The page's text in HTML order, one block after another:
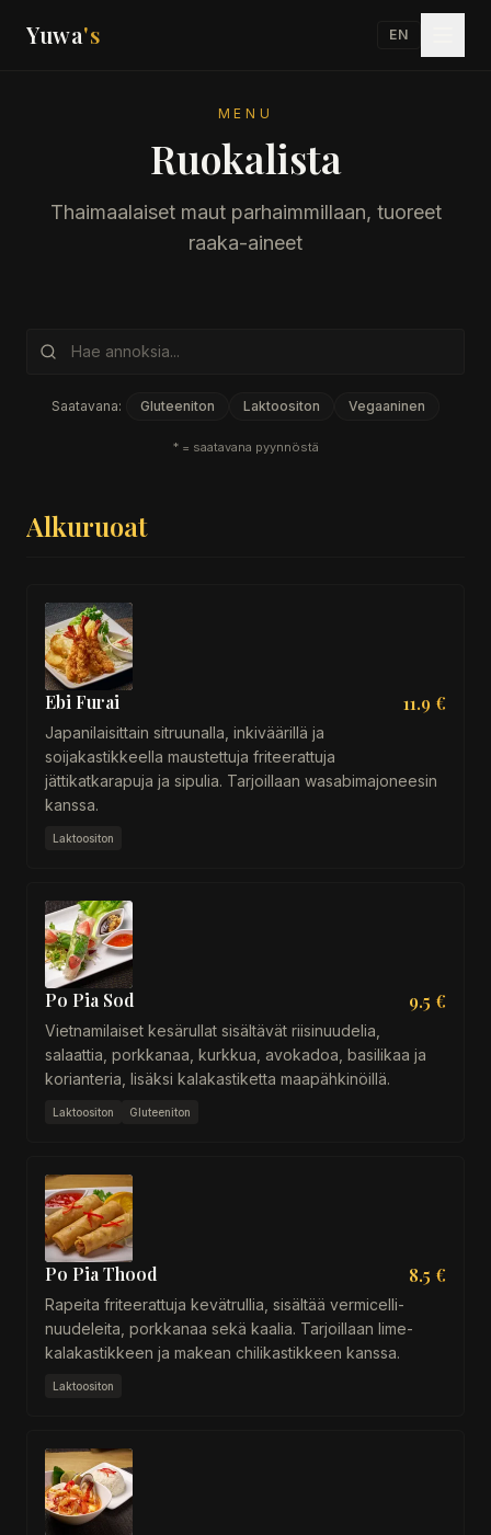
Yuwa's EN
MENU
Ruokalista
Thaimaalaiset maut parhaimmillaan, tuoreet
raaka-aineet
Saatavana: Gluteeniton Laktoositon Vegaaninen
* = saatavana pyynnöstä
Alkuruoat
Ebi Furai 11.9 €
Japanilaisittain sitruunalla, inkiväärillä ja
soijakastikkeella maustettuja friteerattuja
jättikatkarapuja ja sipulia. Tarjoillaan wasabimajoneesin
kanssa.
Laktoositon
Po Pia Sod 9.5 €
Vietnamilaiset kesärullat sisältävät riisinuudelia,
salaattia, porkkanaa, kurkkua, avokadoa, basilikaa ja
korianteria, lisäksi kalakastiketta maapähkinöillä.
Laktoositon Gluteeniton
Po Pia Thood 8.5 €
Rapeita friteerattuja kevätrullia, sisältää vermicelli-
nuudeleita, porkkanaa sekä kaalia. Tarjoillaan lime-
kalakastikkeen ja makean chilikastikkeen kanssa.
Laktoositon